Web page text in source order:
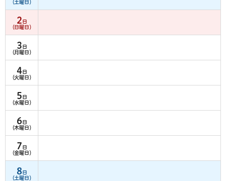
（土曜日）
2 日
（日曜日）
3 日
（月曜日）
4日
（火曜日）
5 日
（水曜日）
6 日
（木曜日）
7 日
（金曜日）
8 日
（土曜日）